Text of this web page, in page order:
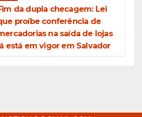
da dupla checagem: Lei
proíbe conferência de
na saída de lojas
está em vigor em Salvador